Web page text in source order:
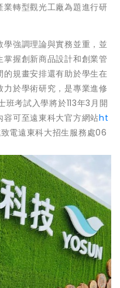
轉型觀光工廠為題進行研
強調理論與實務並重，並
握創新商品設計和創業管
規畫安排還有助於學生在
於學術研究，是專業進修
班考試入學將於113年3月開
可至遠東科大官方網站ht
電遠東科大招生服務處06